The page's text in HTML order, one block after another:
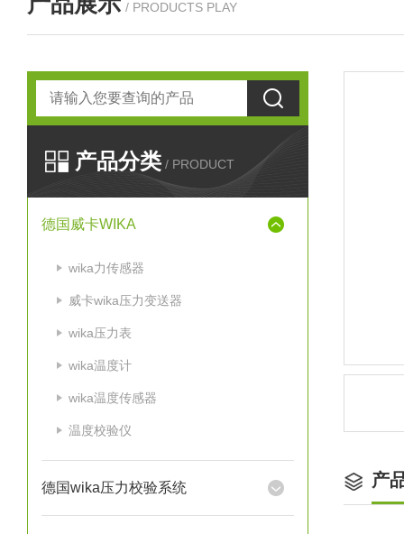
/ PRODUCTS PLAY
产品分类 / PRODUCT
德国威卡WIKA
wika力传感器
威卡wika压力变送器
wika压力表
wika温度计
wika温度传感器
温度校验仪
德国wika压力校验系统 产